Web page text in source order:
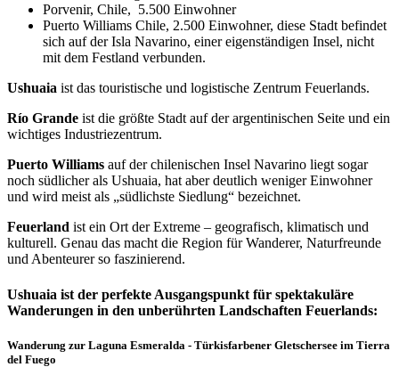
Porvenir, Chile, 5.500 Einwohner
Puerto Williams Chile, 2.500 Einwohner, diese Stadt befindet
sich auf der Isla Navarino, einer eigenständigen Insel, nicht
mit dem Festland verbunden.
Ushuaia ist das touristische und logistische Zentrum Feuerlands.
Río Grande ist die größte Stadt auf der argentinischen Seite und ein
wichtiges Industriezentrum.
Puerto Williams auf der chilenischen Insel Navarino liegt sogar
noch südlicher als Ushuaia, hat aber deutlich weniger Einwohner
und wird meist als „südlichste Siedlung“ bezeichnet.
Feuerland ist ein Ort der Extreme – geografisch, klimatisch und
kulturell. Genau das macht die Region für Wanderer, Naturfreunde
und Abenteurer so faszinierend.
Ushuaia ist der perfekte Ausgangspunkt für spektakuläre
Wanderungen in den unberührten Landschaften Feuerlands:
Wanderung zur Laguna Esmeralda - Türkisfarbener Gletschersee im Tierra
del Fuego